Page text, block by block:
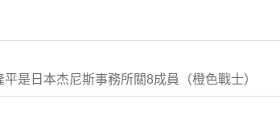
是日本杰尼斯事務所關8成員（橙色戰士）